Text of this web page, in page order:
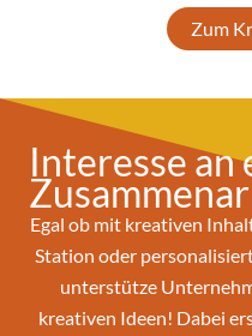
Zum
Interesse an
Egal ob mit kreativen
Station oder
unterstütze
kreativen Ideen! Dabei